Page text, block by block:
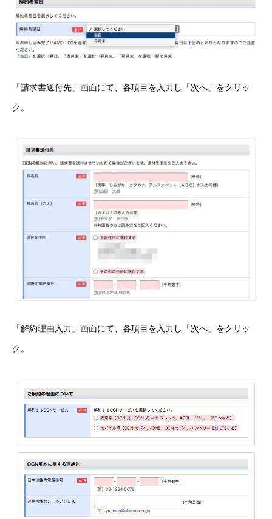
「請求書送付先」画面にて、各項目を入力し「次へ」をクリッ
ク。
「解約理由入力」画面にて、各項目を入力し「次へ」をクリッ
ク。